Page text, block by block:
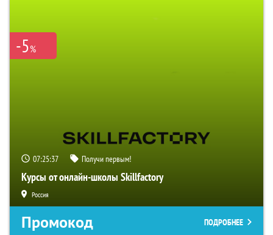
-5%
07:25:36 Получи первым!
Курсы от онлайн-школы Skillfactory
Россия
Промокод ПОДРОБНЕЕ